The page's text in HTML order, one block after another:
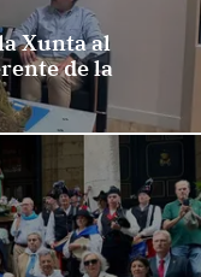
Xunta al
de la